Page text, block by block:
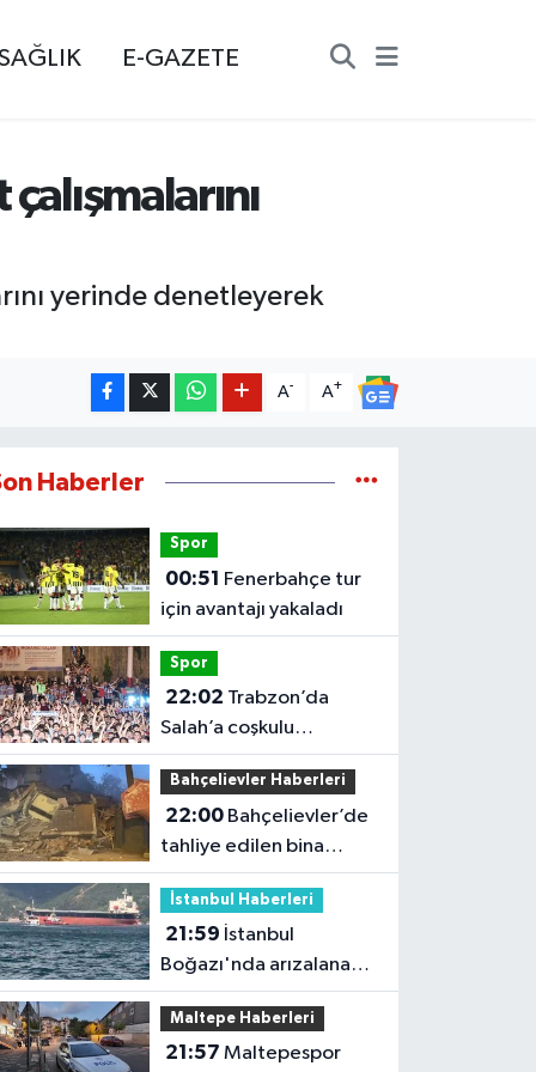
E-GAZETE
yerinde denetleyerek
A- A+
Haberler
Spor
00:51
için avantajı yakaladı
Spor
22:02
Salah’a coşkulu
karşılama
Bahçelievler Haberleri
22:00Bahçelievler’de
tahliye edilen bina
çöktü
İstanbul Haberleri
21:59
Boğazı'nda arızalanan
gemi çekildi; trafik
yeniden açıldı
Maltepe Haberleri
21:57